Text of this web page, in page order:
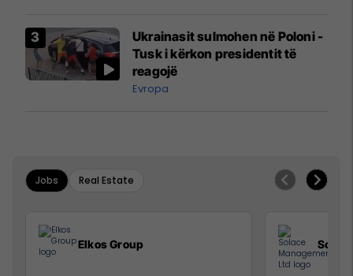
Mançesterit
Ukrainasit sulmohen në Poloni -
Tusk i kërkon presidentit të
reagojë
Evropa
Jobs Real Estate
Elkos Group